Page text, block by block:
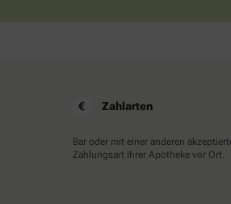
Zahlarten
Bar oder mit einer anderen
Zahlungsart Ihrer Apotheke vor Ort.